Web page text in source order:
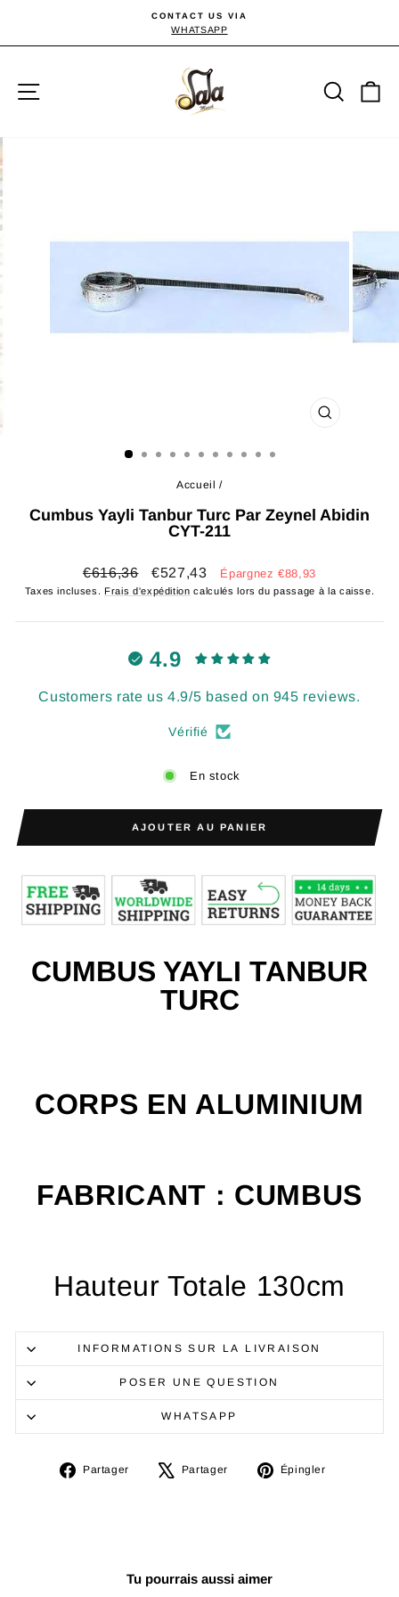
contenu
Diaporama
CONTACT US VIA
WHATSAPP
FERMER
Accueil /
Cumbus Yayli Tanbur Turc Par Zeynel Abidin
CYT-211
Prix
régulier
€616,36
Prix
réduit
€527,43 Épargnez €88,93
Taxes incluses. Frais d'expédition calculés lors du passage à la caisse.
4.9
Customers rate us 4.9/5 based on 945 reviews.
Vérifié
En stock
AJOUTER AU PANIER
CUMBUS YAYLI TANBUR
TURC
CORPS EN ALUMINIUM
FABRICANT : CUMBUS
Hauteur Totale 130cm
INFORMATIONS SUR LA LIVRAISON
POSER UNE QUESTION
WHATSAPP
Partager
PartagerPartager
TweeterÉpingler
Tu pourrais aussi aimer